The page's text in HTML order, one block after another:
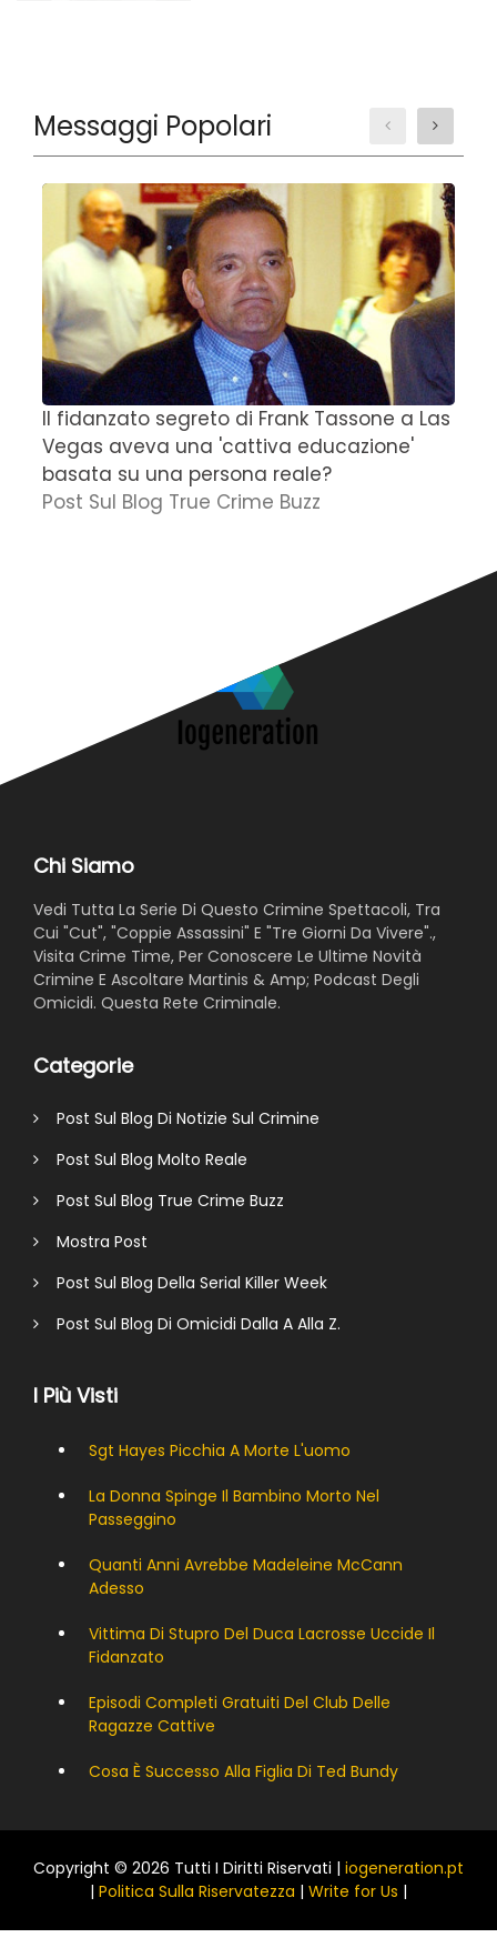
Messaggi Popolari
Il fidanzato segreto di Frank Tassone a Las
Vegas aveva una 'cattiva educazione'
basata su una persona reale?
Post Sul Blog True Crime Buzz
Chi Siamo
Vedi Tutta La Serie Di Questo Crimine Spettacoli, Tra
Cui "Cut", "Coppie Assassini" E "Tre Giorni Da Vivere".,
Visita Crime Time, Per Conoscere Le Ultime Novità
Crimine E Ascoltare Martinis & Amp; Podcast Degli
Omicidi. Questa Rete Criminale.
Categorie
Post Sul Blog Di Notizie Sul Crimine
Post Sul Blog Molto Reale
Post Sul Blog True Crime Buzz
Mostra Post
Post Sul Blog Della Serial Killer Week
Post Sul Blog Di Omicidi Dalla A Alla Z.
I Più Visti
Sgt Hayes Picchia A Morte L'uomo
La Donna Spinge Il Bambino Morto Nel
Passeggino
Quanti Anni Avrebbe Madeleine McCann
Adesso
Vittima Di Stupro Del Duca Lacrosse Uccide Il
Fidanzato
Episodi Completi Gratuiti Del Club Delle
Ragazze Cattive
Cosa È Successo Alla Figlia Di Ted Bundy
Copyright © 2026 Tutti I Diritti Riservati | iogeneration.pt
| Politica Sulla Riservatezza | Write for Us |